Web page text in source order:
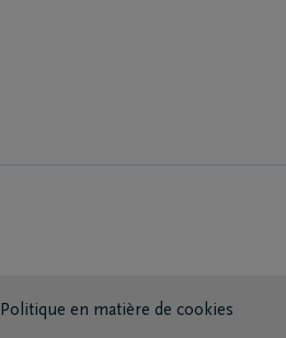
Politique en matière de cookies